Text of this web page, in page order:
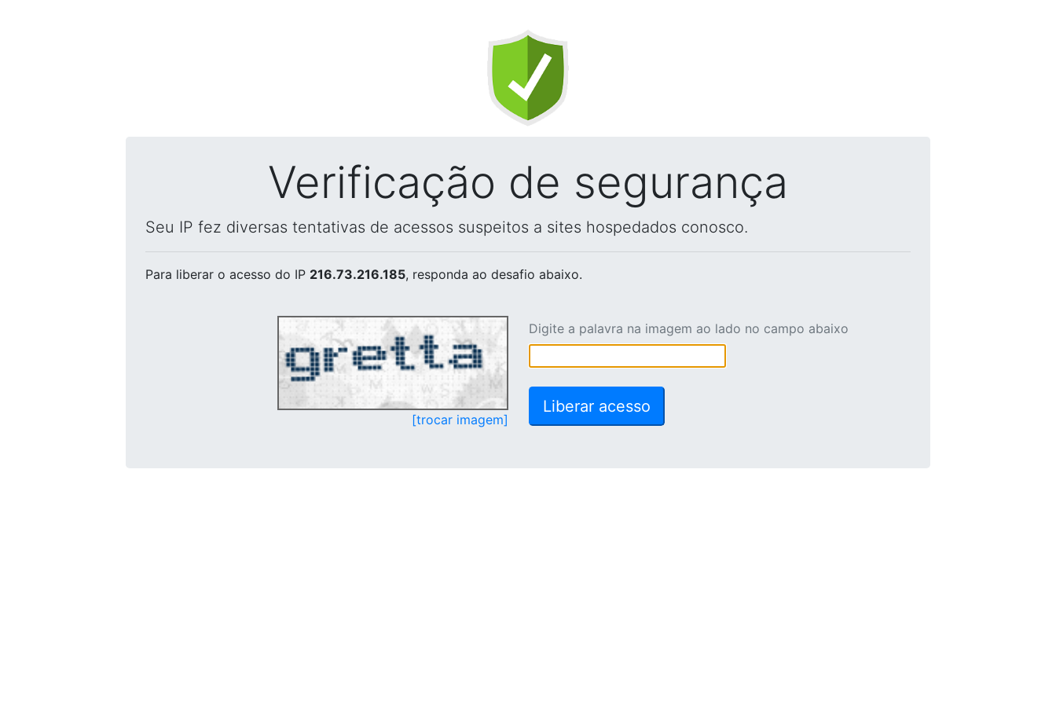
Verificação de segurança
Seu IP fez diversas tentativas de acessos suspeitos a sites hospedados conosco.
Para liberar o acesso do IP 216.73.216.185, responda ao desafio abaixo.
[trocar imagem]
Digite a palavra na imagem ao lado no campo abaixo